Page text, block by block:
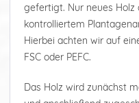
gefertigt. Nur neues Holz
kontrolliertem
Hierbei achten wir auf
FSC oder PEFC.
Das Holz wird zunächst